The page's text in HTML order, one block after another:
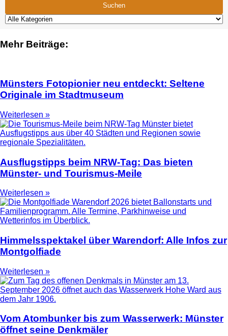
Suchen
Mehr Beiträge:
Münsters Fotopionier neu entdeckt: Seltene
Originale im Stadtmuseum
Weiterlesen »
Ausflugstipps beim NRW-Tag: Das bieten
Münster- und Tourismus-Meile
Weiterlesen »
Himmelsspektakel über Warendorf: Alle Infos zur
Montgolfiade
Weiterlesen »
Vom Atombunker bis zum Wasserwerk: Münster
öffnet seine Denkmäler